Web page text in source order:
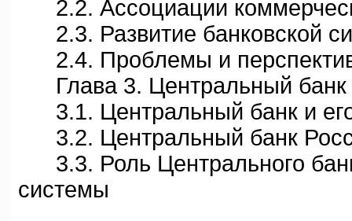
2.2. Ассоциации
2.3. Развитие банковской
2.4. Проблемы и
Глава 3. Центральный банк
3.1. Центральный банк и
3.2. Центральный банк
3.3. Роль Центрального
системы